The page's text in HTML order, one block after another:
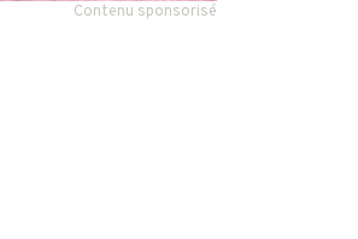
Contenu sponsorisé